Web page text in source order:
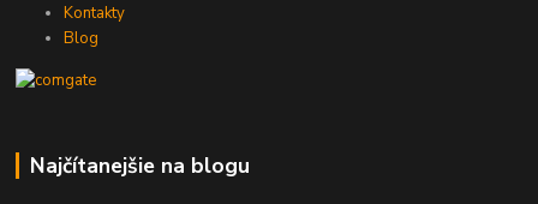
Kontakty
Blog
Najčítanejšie na blogu